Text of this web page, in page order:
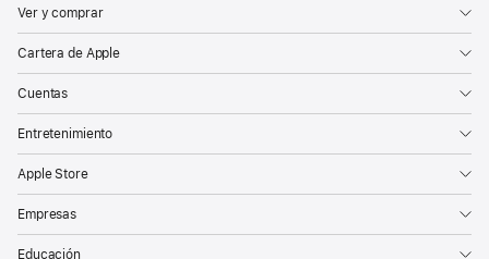
Ver y comprar
Cartera de Apple
Cuentas
Entretenimiento
Apple Store
Empresas
Educación